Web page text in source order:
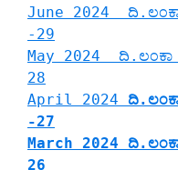
June 2024 ದಿ.ಲಂಕಾ
-29
May 2024 ದಿ.ಲಂಕಾ
28
April 2024
-27
March 2024
26